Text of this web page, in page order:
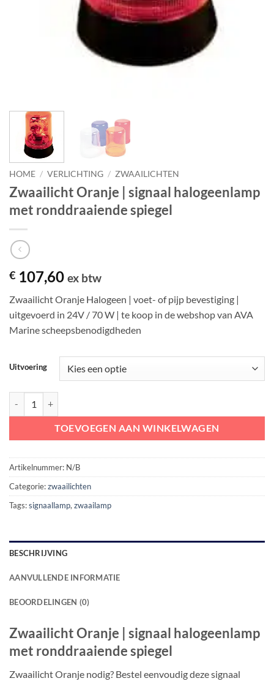
HOME / VERLICHTING / ZWAAILICHTEN
Zwaailicht Oranje | signaal halogeenlamp
met ronddraaiende spiegel
€ 107,60 ex btw
Zwaailicht Oranje Halogeen | voet- of pijp bevestiging |
uitgevoerd in 24V / 70 W | te koop in de webshop van AVA
Marine scheepsbenodigdheden
Uitvoering
TOEVOEGEN AAN WINKELWAGEN
Artikelnummer: N/B
Categorie:zwaailichten
Tags:signaallamp,zwaailamp
BESCHRIJVING
AANVULLENDE INFORMATIE
BEOORDELINGEN (0)
Zwaailicht Oranje | signaal halogeenlamp
met ronddraaiende spiegel
Zwaailicht Oranje nodig? Bestel eenvoudig deze signaal